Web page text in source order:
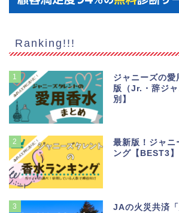
Ranking!!!
1
ジャニーズの愛
版（Jr.・辞ジ
別】
2
最新版！ジャニ
ング【BEST3】
3
JAの火災共済